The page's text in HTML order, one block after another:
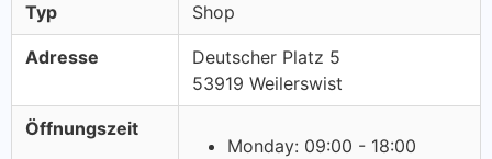
Typ Shop
Adresse
Deutscher Platz 5
53919 Weilerswist
Öffnungszeit
Monday: 09:00 - 18:00